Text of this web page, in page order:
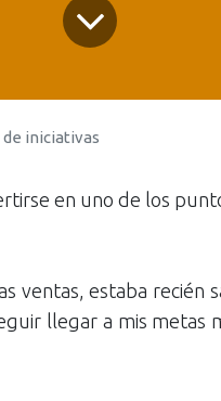
de iniciativas
en uno de los
ventas, estaba recién
llegar a mis metas